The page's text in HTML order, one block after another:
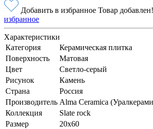
Добавить в избранное Товар добавлен!
избранное
Характеристики
Категория
Керамическая плитка
Поверхность
Матовая
Цвет
Светло-серый
Рисунок
Камень
Страна
Россия
Производитель Alma Ceramica
Коллекция
Slate rock
Размер
20x60